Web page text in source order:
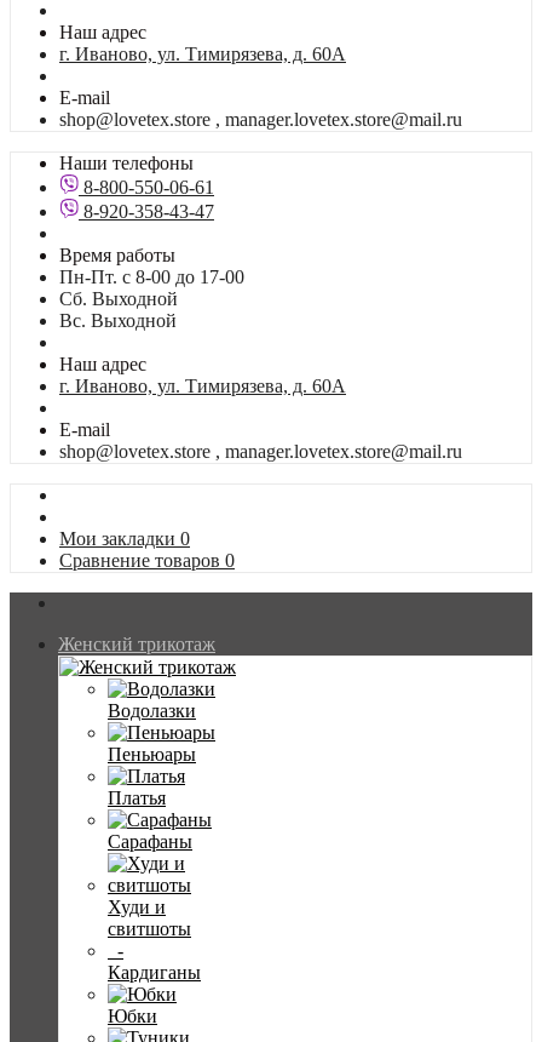
Наш адрес
г. Иваново, ул. Тимирязева, д. 60А
E-mail
shop@lovetex.store , manager.lovetex.store@mail.ru
Наши телефоны
8-800-550-06-61
8-920-358-43-47
Время работы
Пн-Пт. с 8-00 до 17-00
Сб. Выходной
Вс. Выходной
Наш адрес
г. Иваново, ул. Тимирязева, д. 60А
E-mail
shop@lovetex.store , manager.lovetex.store@mail.ru
Мои закладки 0
Сравнение товаров 0
Женский трикотаж
Водолазки
Пеньюары
Платья
Сарафаны
Худи и
свитшоты
-
Кардиганы
Юбки